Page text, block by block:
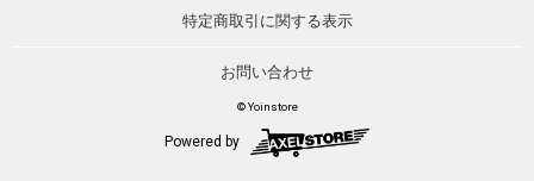
特定商取引に関する表示
お問い合わせ
© Yoinstore
Powered by